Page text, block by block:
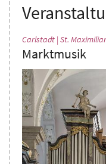
Carlstadt | St.
Marktmusik